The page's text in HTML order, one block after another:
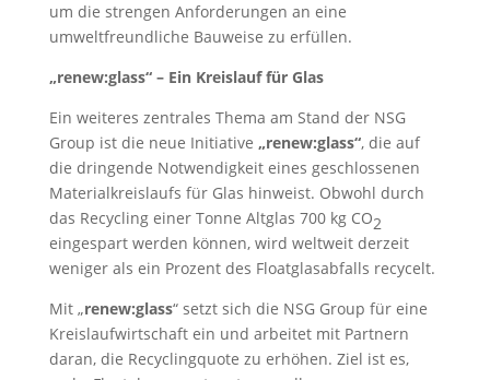
um die strengen Anforderungen an eine
umweltfreundliche Bauweise zu erfüllen.
„renew:glass“ – Ein Kreislauf für Glas
Ein weiteres zentrales Thema am Stand der NSG
Group ist die neue Initiative „renew:glass“, die auf
die dringende Notwendigkeit eines geschlossenen
Materialkreislaufs für Glas hinweist. Obwohl durch
das Recycling einer Tonne Altglas 700 kg CO2
eingespart werden können, wird weltweit derzeit
weniger als ein Prozent des Floatglasabfalls recycelt.
Mit „renew:glass“ setzt sich die NSG Group für eine
Kreislaufwirtschaft ein und arbeitet mit Partnern
daran, die Recyclingquote zu erhöhen. Ziel ist es,